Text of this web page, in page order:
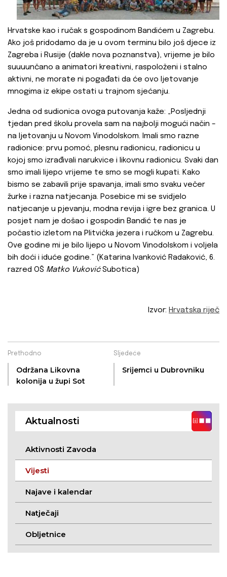
Hrvatske kao i ručak s gospodinom Bandićem u Zagrebu.
Ako još pridodamo da je u ovom terminu bilo još djece iz
Zagreba i Rusije (dakle nova poznanstva), vrijeme je bilo
suuuunčano a animatori kreativni, raspoloženi i stalno
aktivni, ne morate ni pogađati da će ovo ljetovanje
mnogima iz ekipe ostati u trajnom sjećanju.
Jedna od sudionica ovoga putovanja kaže: „Posljednji
tjedan pred školu provela sam na najbolji mogući način –
na ljetovanju u Novom Vinodolskom. Imali smo razne
radionice: prvu pomoć, plesnu radionicu, radionicu u
kojoj smo izrađivali narukvice i likovnu radionicu. Svaki dan
smo imali lijepo vrijeme te smo se mogli kupati. Kako
bismo se zabavili prije spavanja, imali smo svaku večer
žurke i razna natjecanja. Posebice mi se svidjelo
natjecanje u pjevanju, modna revija i igre bez granica. U
posjet nam je došao i gospodin Bandić te nas je
počastio izletom na Plitvička jezera i ručkom u Zagrebu.
Ove godine mi je bilo lijepo u Novom Vinodolskom i voljela
bih doći i iduće godine.” (Katarina Ivanković Radaković, 6.
razred OŠ Matko VukovićSubotica)
Izvor: Hrvatska riječ
Prethodno
Održana Likovna
kolonija u župi Sot
Sljedeće
Srijemci u Dubrovniku
Aktualnosti
Aktivnosti Zavoda
Vijesti
Najave i kalendar
Natječaji
Obljetnice